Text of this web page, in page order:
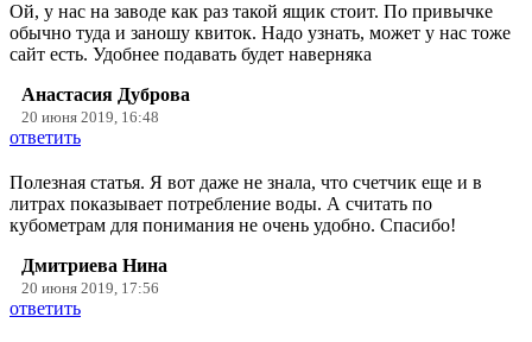
Ой, у нас на заводе как раз такой ящик стоит. По привычке
обычно туда и заношу квиток. Надо узнать, может у нас тоже
сайт есть. Удобнее подавать будет наверняка
Анастасия Дуброва
20 июня 2019, 16:48
ответить
Полезная статья. Я вот даже не знала, что счетчик еще и в
литрах показывает потребление воды. А считать по
кубометрам для понимания не очень удобно. Спасибо!
Дмитриева Нина
20 июня 2019, 17:56
ответить